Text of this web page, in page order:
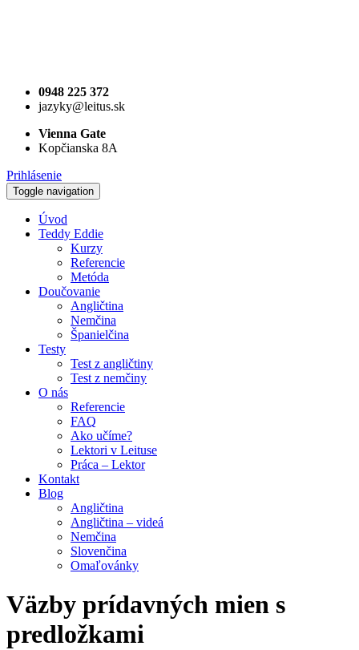
0948 225 372
jazyky@leitus.sk
Vienna Gate
Kopčianska 8A
Prihlásenie
Toggle navigation
Úvod
Teddy Eddie
Kurzy
Referencie
Metóda
Doučovanie
Angličtina
Nemčina
Španielčina
Testy
Test z angličtiny
Test z nemčiny
O nás
Referencie
FAQ
Ako učíme?
Lektori v Leituse
Práca – Lektor
Kontakt
Blog
Angličtina
Angličtina – videá
Nemčina
Slovenčina
Omaľovánky
Väzby prídavných mien s
predložkami